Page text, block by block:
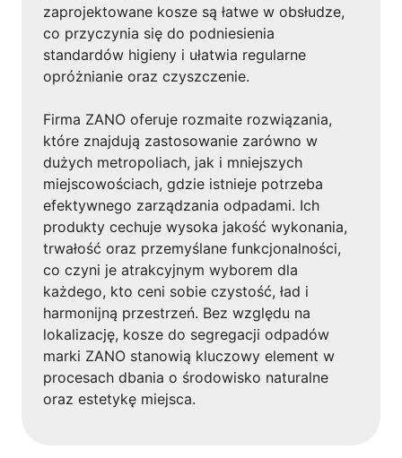
zaprojektowane kosze są łatwe w obsłudze,
co przyczynia się do podniesienia
standardów higieny i ułatwia regularne
opróżnianie oraz czyszczenie.
Firma ZANO oferuje rozmaite rozwiązania,
które znajdują zastosowanie zarówno w
dużych metropoliach, jak i mniejszych
miejscowościach, gdzie istnieje potrzeba
efektywnego zarządzania odpadami. Ich
produkty cechuje wysoka jakość wykonania,
trwałość oraz przemyślane funkcjonalności,
co czyni je atrakcyjnym wyborem dla
każdego, kto ceni sobie czystość, ład i
harmonijną przestrzeń. Bez względu na
lokalizację, kosze do segregacji odpadów
marki ZANO stanowią kluczowy element w
procesach dbania o środowisko naturalne
oraz estetykę miejsca.